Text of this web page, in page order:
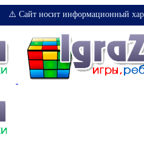
⚠️ Сайт носит информационный